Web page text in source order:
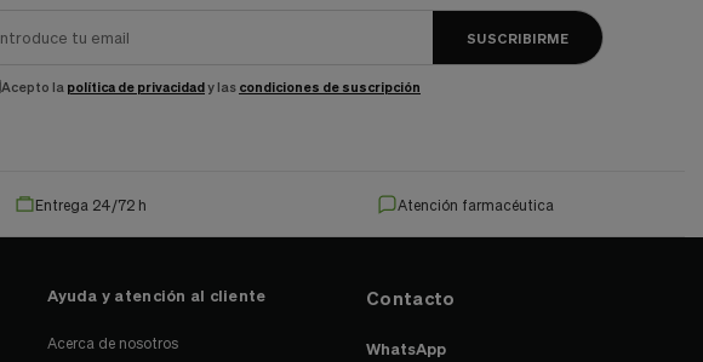
SUSCRIBIRME
Acepto la política de privacidady las condiciones de suscripción
Entrega 24/72 h Atención farmacéutica
Ayuda y atención al cliente
Acerca de nosotros
Contacto
WhatsApp